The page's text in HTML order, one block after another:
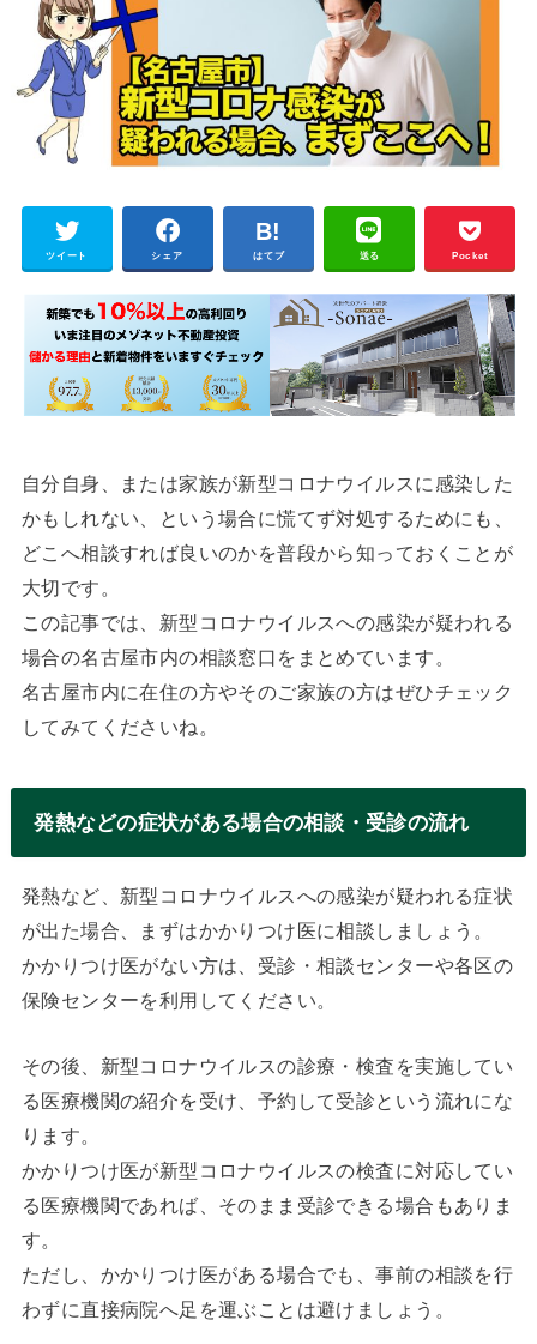
ツイート シェア はてブ 送る Pocket
自分自身、または家族が新型コロナウイルスに感染した
かもしれない、という場合に慌てず対処するためにも、
どこへ相談すれば良いのかを普段から知っておくことが
大切です。
この記事では、新型コロナウイルスへの感染が疑われる
場合の名古屋市内の相談窓口をまとめています。
名古屋市内に在住の方やそのご家族の方はぜひチェック
してみてくださいね。
発熱などの症状がある場合の相談・受診の流れ
発熱など、新型コロナウイルスへの感染が疑われる症状
が出た場合、まずはかかりつけ医に相談しましょう。
かかりつけ医がない方は、受診・相談センターや各区の
保険センターを利用してください。
その後、新型コロナウイルスの診療・検査を実施してい
る医療機関の紹介を受け、予約して受診という流れにな
ります。
かかりつけ医が新型コロナウイルスの検査に対応してい
る医療機関であれば、そのまま受診できる場合もありま
す。
ただし、かかりつけ医がある場合でも、事前の相談を行
わずに直接病院へ足を運ぶことは避けましょう。